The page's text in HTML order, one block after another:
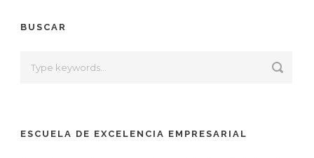
BUSCAR
ESCUELA DE EXCELENCIA EMPRESARIAL